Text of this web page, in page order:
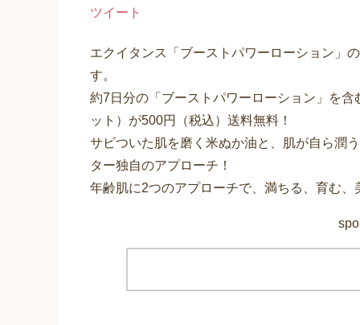
ツイート
エクイタンス「ブーストパワーローション」
す。
約7日分の「ブーストパワーローション」を
ット）が500円（税込）送料無料！
サビついた肌を磨く米ぬか油と、肌が自ら潤
ター独自のアプローチ！
年齢肌に2つのアプローチで、満ちる、育む、